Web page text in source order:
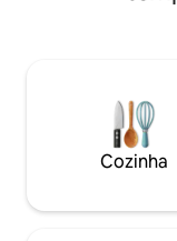
redecorado. Faça uma pausa e
recarregue suas
aconchegantes
Cozinha